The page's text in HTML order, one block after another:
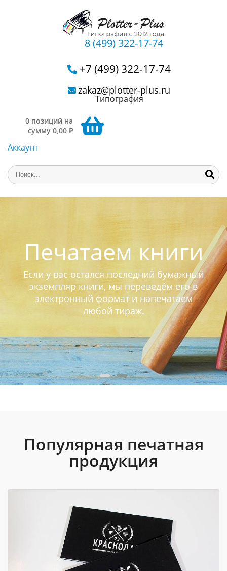
8 (499) 322-17-74
+7 (499) 322-17-74
zakaz@plotter-plus.ru
Типография
0 позиций на
сумму 0,00 ₽
Аккаунт
Печатаем книги
Если у вас остался последний бумажный
экземпляр книги, мы переведём его в
электронный формат и напечатаем
любой тираж.
Популярная печатная
продукция